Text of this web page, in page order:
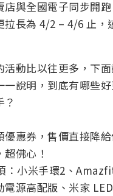
店與全國電子同步開
拉長為 4/2 – 4/6 止，
活動比以往更多，下
一說明，到底有哪些
優惠券，售價直接降
佛心！
：小米手環2、
電源高配版、米家